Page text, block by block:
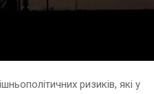
ризиків, які у